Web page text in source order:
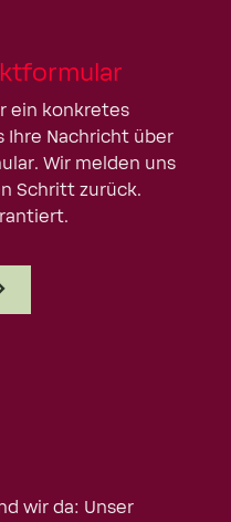
ein konkretes
Ihre Nachricht über
Wir melden uns
Schritt zurück.
wir da: Unser